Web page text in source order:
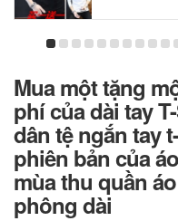
Mua một tặng
phí của dài tay
dân tệ ngắn tay
phiên bản của
mùa thu quần
phông dài